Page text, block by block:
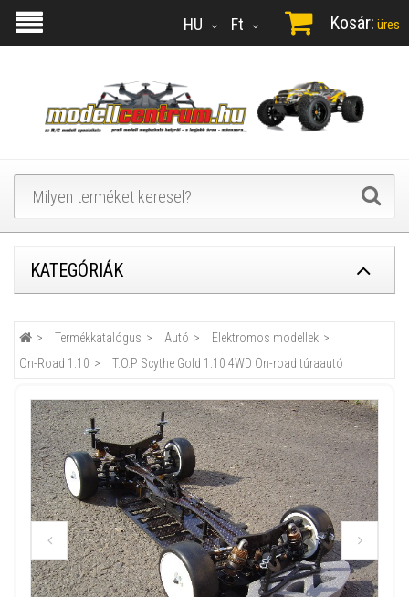
Ft
HU Kosár: üres
KATEGÓRIÁK
Termékkatalógus Autó
Elektromos modellek
On-Road 1:10
T.O.P Scythe Gold 1:10 4WD On-road túraautó